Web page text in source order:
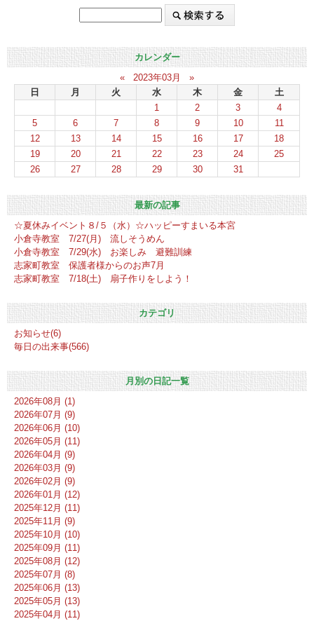
カレンダー
«
2023年03月
»
日
月 火 水 木 金
土
1
2 3
4
5
6 7 8 9 10
11
12
13 14 15 16 17
18
19
20 21 22 23 24
25
26
27 28 29 30 31
最新の記事
☆夏休みイベント８/５（水）☆ハッピーすまいる本宮
小倉寺教室 7/27(月) 流しそうめん
小倉寺教室 7/29(水) お楽しみ 避難訓練
志家町教室 保護者様からのお声7月
志家町教室 7/18(土) 扇子作りをしよう！
カテゴリ
お知らせ(6)
毎日の出来事(566)
月別の日記一覧
2026年08月 (1)
2026年07月 (9)
2026年06月 (10)
2026年05月 (11)
2026年04月 (9)
2026年03月 (9)
2026年02月 (9)
2026年01月 (12)
2025年12月 (11)
2025年11月 (9)
2025年10月 (10)
2025年09月 (11)
2025年08月 (12)
2025年07月 (8)
2025年06月 (13)
2025年05月 (13)
2025年04月 (11)